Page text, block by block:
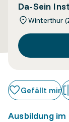
Da-Sein
Winterthur
Gefällt mir
Ausbildung